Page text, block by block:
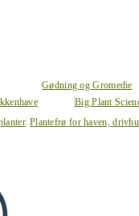
Gødning og Gromedie
Big Plant
Plantefrø for haven,